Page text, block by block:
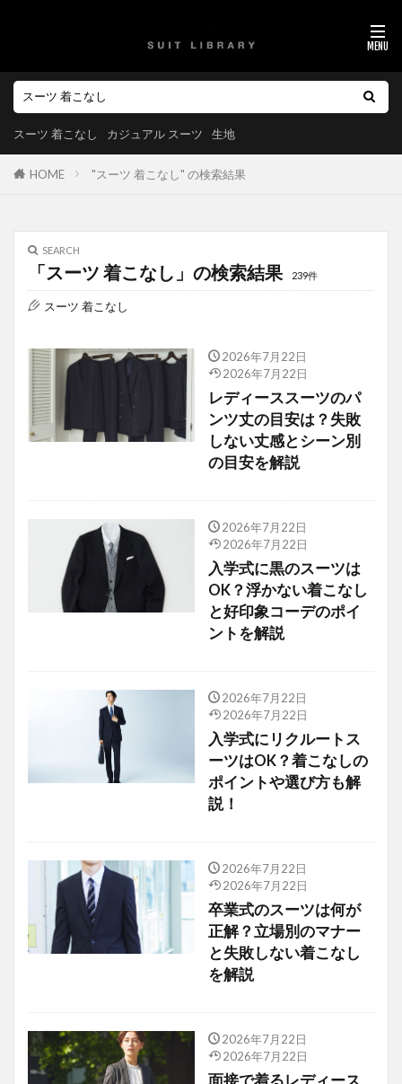
スーツ 着こなし カジュアル スーツ 生地
HOME "スーツ 着こなし" の検索結果
SEARCH
「スーツ 着こなし」の検索結果 239件
スーツ 着こなし
2026年7月22日
2026年7月22日
レディーススーツのパ
ンツ丈の目安は？失敗
しない丈感とシーン別
の目安を解説
2026年7月22日
2026年7月22日
入学式に黒のスーツは
OK？浮かない着こなし
と好印象コーデのポイ
ントを解説
2026年7月22日
2026年7月22日
入学式にリクルートス
ーツはOK？着こなしの
ポイントや選び方も解
説！
2026年7月22日
2026年7月22日
卒業式のスーツは何が
正解？立場別のマナー
と失敗しない着こなし
を解説
2026年7月22日
2026年7月22日
面接で着るレディース